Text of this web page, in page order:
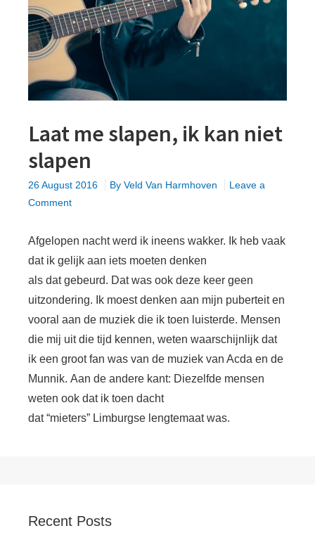
Laat me slapen, ik kan niet
slapen
26 August 2016 By Veld Van Harmhoven
Leave a
Commenton
me
slapen,
niet
slapen
Afgelopen nacht werd ik ineens wakker. Ik heb vaak
dat ik gelijk aan iets moeten denken
als dat gebeurd. Dat was ook deze keer geen
uitzondering. Ik moest denken aan mijn puberteit en
vooral aan de muziek die ik toen luisterde. Mensen
die mij uit die tijd kennen, weten waarschijnlijk dat
ik een groot fan was van de muziek van Acda en de
Munnik. Aan de andere kant: Diezelfde mensen
weten ook dat ik toen dacht
dat “mieters” Limburgse lengtemaat was.
Sidebar
Recent Posts